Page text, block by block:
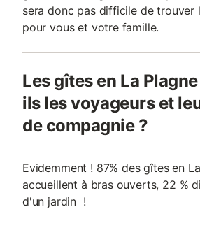
sera donc pas difficile de trouver
pour vous et votre famille.
Les gîtes en La
ils les voyageurs et
de compagnie ?
Evidemment ! 87% des gîtes en
accueillent à bras ouverts, 22 %
d'un jardin !